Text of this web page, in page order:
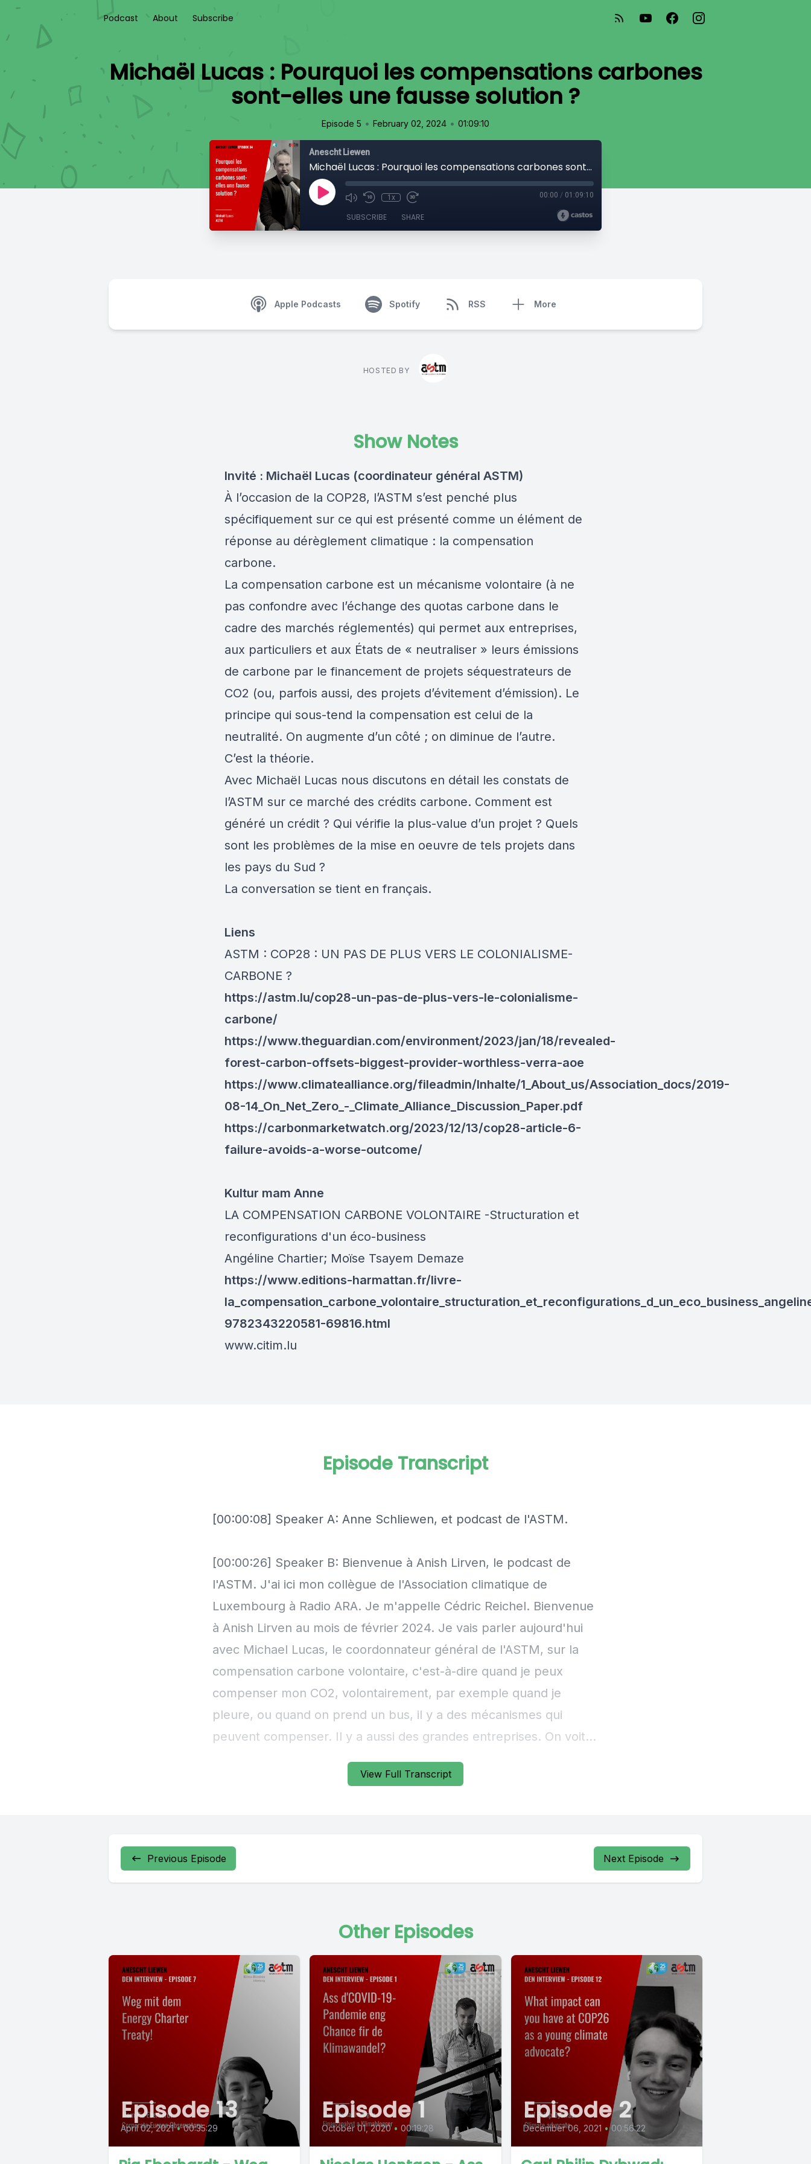
Podcast About Subscribe
Michaël Lucas : Pourquoi les compensations carbones
sont-elles une fausse solution ?
Episode 5 • February 02, 2024 • 01:09:10
Anescht Liewen
Michaël Lucas : Pourquoi les compensations carbones sont-elles une fausse solution ?
1x 00:00 / 01:09:10
SUBSCRIBE SHARE
Apple Podcasts Spotify RSS More
HOSTED BY
Show Notes
Invité : Michaël Lucas (coordinateur général ASTM)
À l’occasion de la COP28, l’ASTM s’est penché plus
spécifiquement sur ce qui est présenté comme un élément de
réponse au dérèglement climatique : la compensation
carbone.
La compensation carbone est un mécanisme volontaire (à ne
pas confondre avec l’échange des quotas carbone dans le
cadre des marchés réglementés) qui permet aux entreprises,
aux particuliers et aux États de « neutraliser » leurs émissions
de carbone par le financement de projets séquestrateurs de
CO2 (ou, parfois aussi, des projets d’évitement d’émission). Le
principe qui sous-tend la compensation est celui de la
neutralité. On augmente d’un côté ; on diminue de l’autre.
C’est la théorie.
Avec Michaël Lucas nous discutons en détail les constats de
l’ASTM sur ce marché des crédits carbone. Comment est
généré un crédit ? Qui vérifie la plus-value d’un projet ? Quels
sont les problèmes de la mise en oeuvre de tels projets dans
les pays du Sud ?
La conversation se tient en français.
Liens
ASTM : COP28 : UN PAS DE PLUS VERS LE COLONIALISME-
CARBONE ?
https://astm.lu/cop28-un-pas-de-plus-vers-le-colonialisme-
carbone/
https://www.theguardian.com/environment/2023/jan/18/revealed-
forest-carbon-offsets-biggest-provider-worthless-verra-aoe
https://www.climatealliance.org/fileadmin/Inhalte/1_About_us/Association_docs/2019-
08-14_On_Net_Zero_-_Climate_Alliance_Discussion_Paper.pdf
https://carbonmarketwatch.org/2023/12/13/cop28-article-6-
failure-avoids-a-worse-outcome/
Kultur mam Anne
LA COMPENSATION CARBONE VOLONTAIRE -Structuration et
reconfigurations d'un éco-business
Angéline Chartier; Moïse Tsayem Demaze
https://www.editions-harmattan.fr/livre-
9782343220581-69816.html
www.citim.lu
View Full Transcript
Episode Transcript
Previous Episode Next Episode
Other Episodes
Episode 13
April 02, 2021 • 00:35:29
Episode 1
October 01, 2020 • 00:19:28
Episode 2
December 06, 2021 • 00:56:22